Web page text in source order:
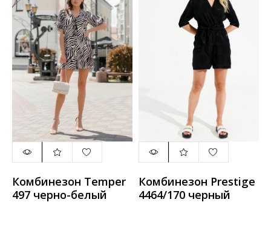
Комбинезон Temper
497 черно-белый
Комбинезон Prestige
4464/170 черный